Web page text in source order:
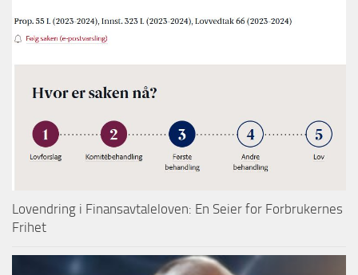
Lovendring i Finansavtaleloven: En Seier for Forbrukernes
Frihet